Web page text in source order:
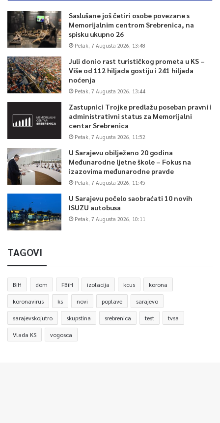
Saslušane još četiri osobe povezane s
Memorijalnim centrom Srebrenica, na
spisku ukupno 26
Petak, 7 Augusta 2026, 13:48
Juli donio rast turističkog prometa u KS –
Više od 112 hiljada gostiju i 241 hiljada
noćenja
Petak, 7 Augusta 2026, 13:44
Zastupnici Trojke predlažu poseban pravni i
administrativni status za Memorijalni
centar Srebrenica
Petak, 7 Augusta 2026, 11:52
U Sarajevu obilježeno 20 godina
Međunarodne ljetne škole – Fokus na
izazovima međunarodne pravde
Petak, 7 Augusta 2026, 11:45
U Sarajevu počelo saobraćati 10 novih
ISUZU autobusa
Petak, 7 Augusta 2026, 10:11
TAGOVI
BiH dom FBiH izolacija kcus korona
koronavirus ks novi poplave sarajevo
sarajevskojutro skupstina srebrenica test tvsa
Vlada KS vogosca